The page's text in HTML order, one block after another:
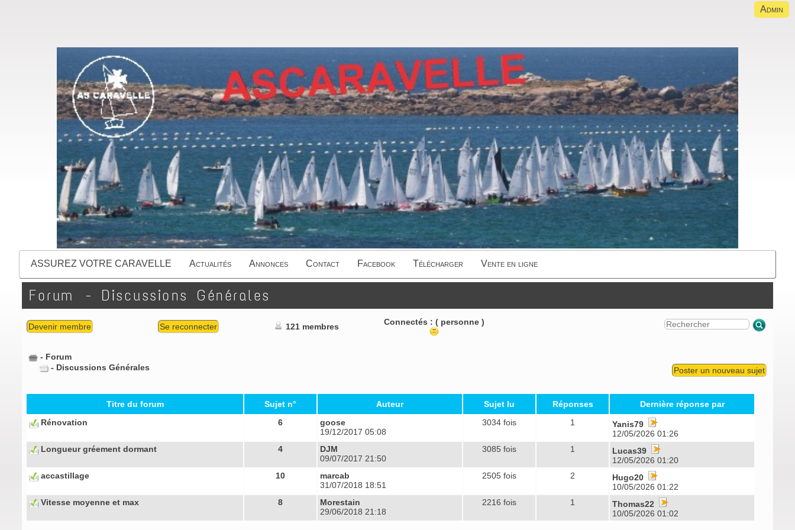
Admin
ASSUREZ VOTRE CARAVELLE Actualités Annonces Contact Facebook Télécharger Vente en ligne
Forum - Discussions Générales
Devenir membre Se reconnecter 121 membres
Connectés : ( personne )
- Forum
- Discussions Générales Poster un nouveau sujet
Titre du forum Sujet n° Auteur Sujet lu Réponses
Dernière réponse par
Rénovation
6
goose
19/12/2017 05:08
3034 fois 1
Yanis79
12/05/2026 01:26
Longueur gréement dormant
4
DJM
09/07/2017 21:50
3085 fois 1
Lucas39
12/05/2026 01:20
accastillage
10
marcab
31/07/2018 18:51
2505 fois 2
Hugo20
10/05/2026 01:22
Vitesse moyenne et max
8
Morestain
29/06/2018 21:18
2216 fois 1
Thomas22
10/05/2026 01:02